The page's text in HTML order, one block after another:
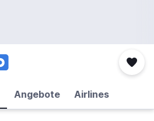
Angebote Airlines